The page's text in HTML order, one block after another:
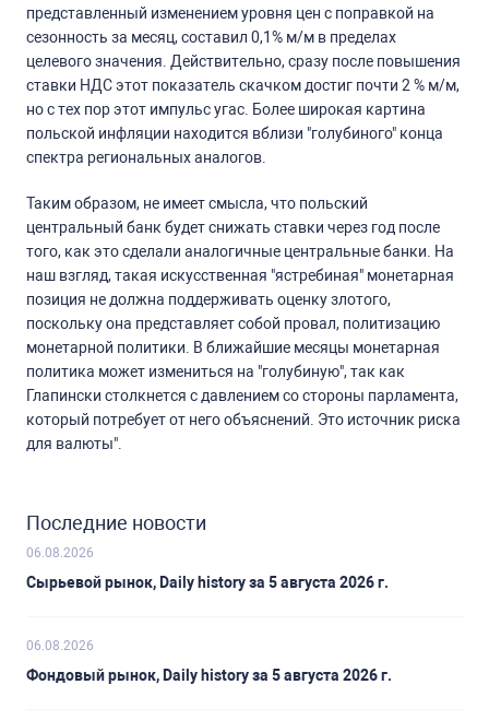
представленный изменением уровня цен с поправкой на
сезонность за месяц, составил 0,1% м/м в пределах
целевого значения. Действительно, сразу после повышения
ставки НДС этот показатель скачком достиг почти 2 % м/м,
но с тех пор этот импульс угас. Более широкая картина
польской инфляции находится вблизи "голубиного" конца
спектра региональных аналогов.
Таким образом, не имеет смысла, что польский
центральный банк будет снижать ставки через год после
того, как это сделали аналогичные центральные банки. На
наш взгляд, такая искусственная "ястребиная" монетарная
позиция не должна поддерживать оценку злотого,
поскольку она представляет собой провал, политизацию
монетарной политики. В ближайшие месяцы монетарная
политика может измениться на "голубиную", так как
Глапински столкнется с давлением со стороны парламента,
который потребует от него объяснений. Это источник риска
для валюты".
Последние новости
06.08.2026
Сырьевой рынок, Daily history за 5 августа 2026 г.
06.08.2026
Фондовый рынок, Daily history за 5 августа 2026 г.